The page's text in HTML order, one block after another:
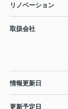
リノベーション
取扱会社
情報更新日
更新予定日